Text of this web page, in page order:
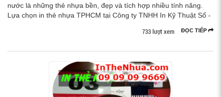
nước là những thẻ nhựa bền, đẹp và tích hợp nhiều tính năng.
Lựa chọn in thẻ nhựa TPHCM tại Công ty TNHH In Kỹ Thuật Số -
ĐỌC TIẾP
733 lượt xem